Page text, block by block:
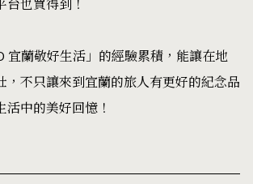
台也買得到！
宜蘭敬好生活」的經驗累積，能讓在地
，不只讓來到宜蘭的旅人有更好的紀念品
中的美好回憶！